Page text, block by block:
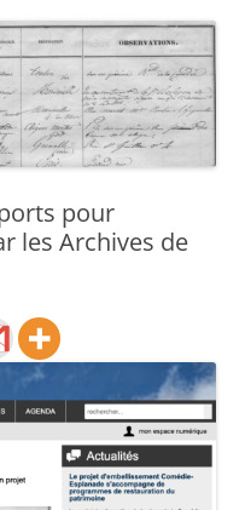
pour
les Archives de